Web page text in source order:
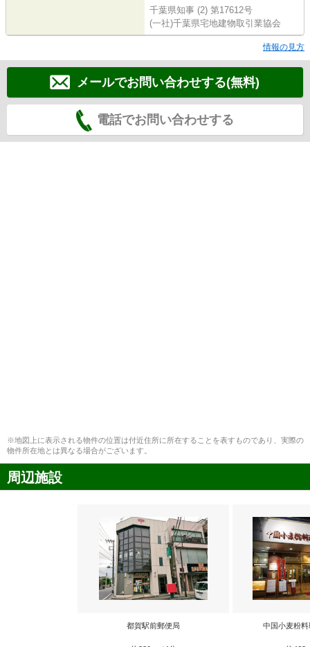
千葉県知事 (2) 第17612号
(一社)千葉県宅地建物取引業協会
情報の見方
メールでお問い合わせする(無料)
電話でお問い合わせする
※地図上に表示される物件の位置は付近住所に所在することを表すものであり、実際の
物件所在地とは異なる場合がございます。
周辺施設
都賀駅前郵便局 中国小麦粉